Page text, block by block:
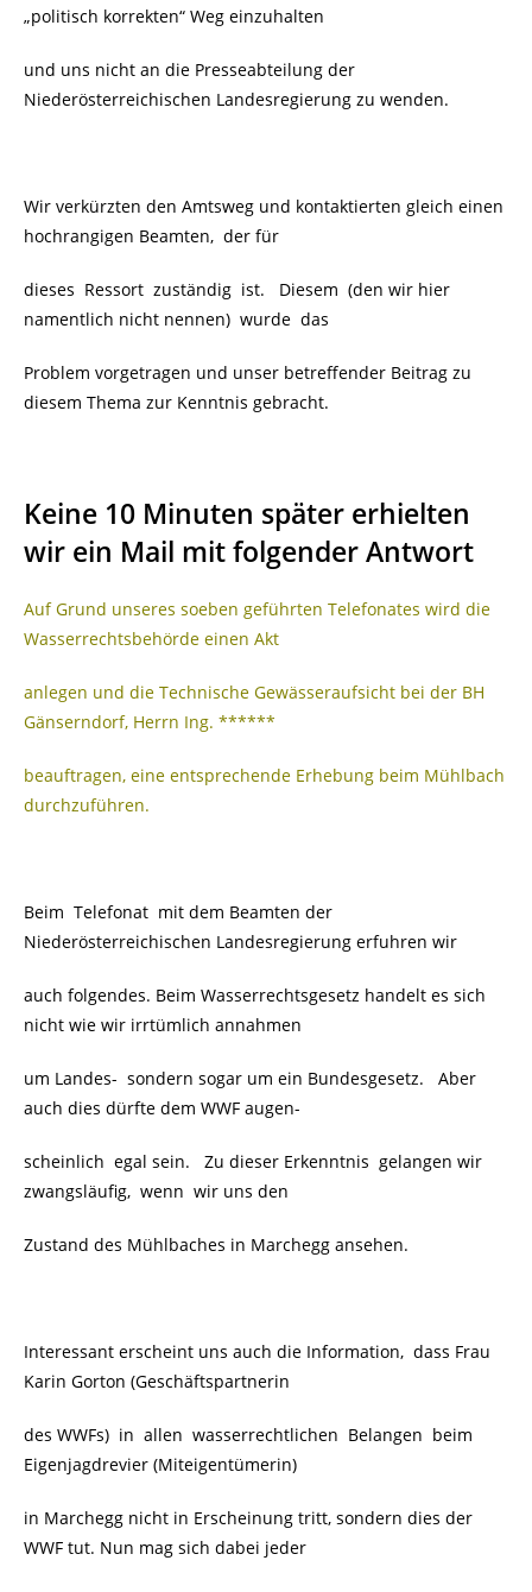
„politisch korrekten“ Weg einzuhalten
und uns nicht an die Presseabteilung der
Niederösterreichischen Landesregierung zu wenden.
Wir verkürzten den Amtsweg und kontaktierten gleich einen
hochrangigen Beamten, der für
dieses Ressort zuständig ist. Diesem (den wir hier
namentlich nicht nennen) wurde das
Problem vorgetragen und unser betreffender Beitrag zu
diesem Thema zur Kenntnis gebracht.
Keine 10 Minuten später erhielten
wir ein Mail mit folgender Antwort
Auf Grund unseres soeben geführten Telefonates wird die
Wasserrechtsbehörde einen Akt
anlegen und die Technische Gewässeraufsicht bei der BH
Gänserndorf, Herrn Ing. ******
beauftragen, eine entsprechende Erhebung beim Mühlbach
durchzuführen.
Beim Telefonat mit dem Beamten der
Niederösterreichischen Landesregierung erfuhren wir
auch folgendes. Beim Wasserrechtsgesetz handelt es sich
nicht wie wir irrtümlich annahmen
um Landes- sondern sogar um ein Bundesgesetz. Aber
auch dies dürfte dem WWF augen-
scheinlich egal sein. Zu dieser Erkenntnis gelangen wir
zwangsläufig, wenn wir uns den
Zustand des Mühlbaches in Marchegg ansehen.
Interessant erscheint uns auch die Information, dass Frau
Karin Gorton (Geschäftspartnerin
des WWFs) in allen wasserrechtlichen Belangen beim
Eigenjagdrevier (Miteigentümerin)
in Marchegg nicht in Erscheinung tritt, sondern dies der
WWF tut. Nun mag sich dabei jeder